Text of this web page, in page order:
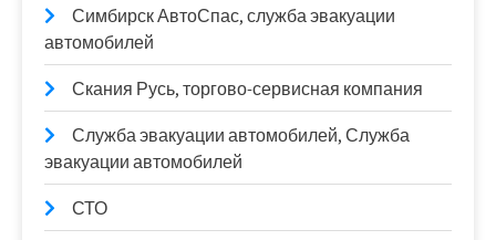
Симбирск АвтоСпас, служба эвакуации
автомобилей
Скания Русь, торгово-сервисная компания
Служба эвакуации автомобилей, Служба
эвакуации автомобилей
СТО